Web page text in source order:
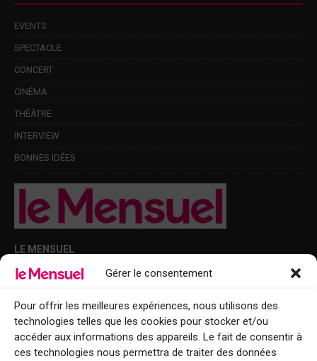
Gérer le consentement
Pour offrir les meilleures expériences, nous utilisons des
technologies telles que les cookies pour stocker et/ou
accéder aux informations des appareils. Le fait de consentir à
ces technologies nous permettra de traiter des données
EVENTS
SPECTACLE
CONCERT
CINÉMA
THÉÂTRE
INTERVIEW
BONNES IDÉES
LE MENSUEL
Points de diffusion Var et Alpes-Maritimes : oû trouver Le Mensuel ?
Le Mensuel en PDF : consultez le magazine en ligne
Qui sommes-nous ?
BFM Top Sorties